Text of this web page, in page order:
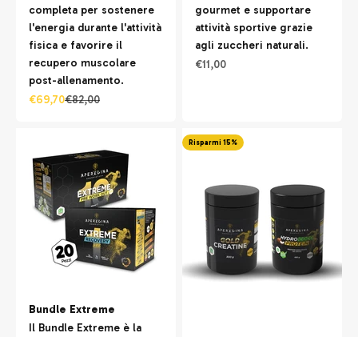
completa per sostenere
l'energia durante l'attività
fisica e favorire il
recupero muscolare
post-allenamento.
Prezzo scontato
€69,70Prezzo
€82,00
gourmet e supportare
attività sportive grazie
agli zuccheri naturali.
Prezzo scontato
€11,00
Bundle Extreme
Il Bundle Extreme è la
Risparmi 15%